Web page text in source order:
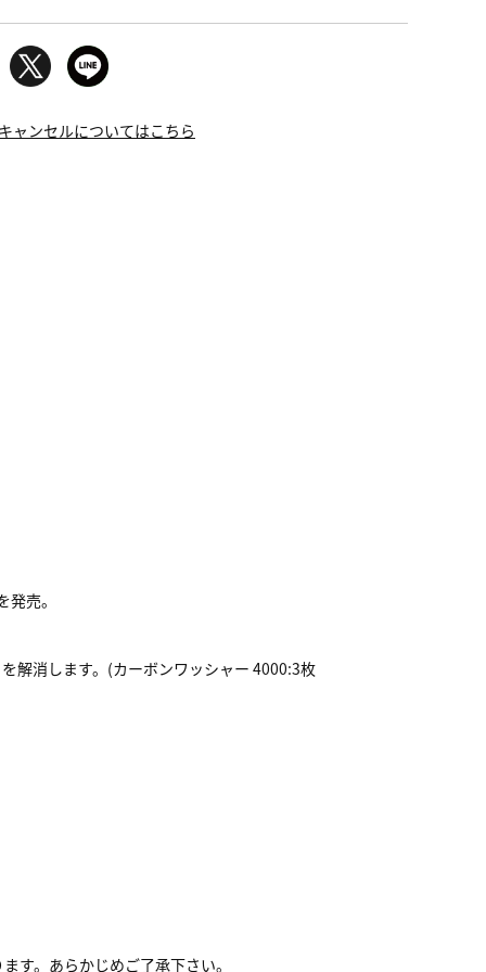
ャンセルについてはこちら
売。
解消します。(カーボンワッシャー 4000:3枚
。あらかじめご了承下さい。